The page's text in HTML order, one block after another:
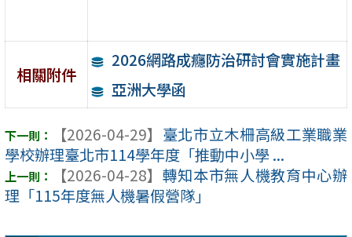
相關附件
2026網路成癮防治研討會實施計畫
亞洲大學函
【2026-04-29】 臺北市立木柵高級工業職業
學校辦理臺北市114學年度「推動中小學 ...
【2026-04-28】 轉知本市無人機教育中心辦
理「115年度無人機暑假營隊」